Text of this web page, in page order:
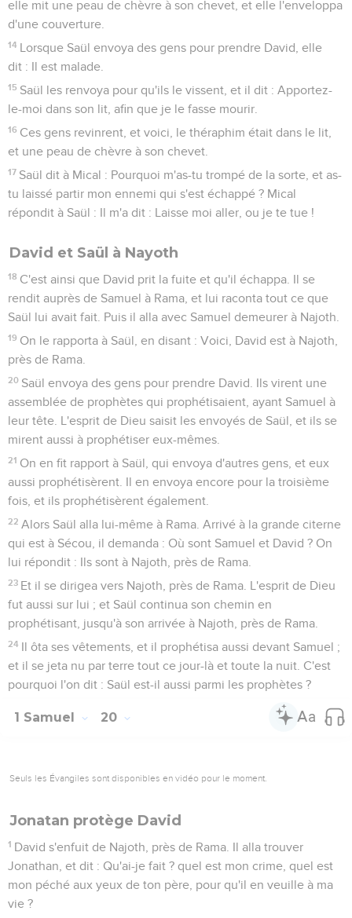
elle mit une peau de chèvre à son chevet, et elle l'enveloppa
d'une couverture.
14 Lorsque Saül envoya des gens pour prendre David, elle
dit : Il est malade.
15 Saül les renvoya pour qu'ils le vissent, et il dit : Apportez-
le-moi dans son lit, afin que je le fasse mourir.
16 Ces gens revinrent, et voici, le théraphim était dans le lit,
et une peau de chèvre à son chevet.
17 Saül dit à Mical : Pourquoi m'as-tu trompé de la sorte, et as-
tu laissé partir mon ennemi qui s'est échappé ? Mical
répondit à Saül : Il m'a dit : Laisse moi aller, ou je te tue !
David et Saül à Nayoth
18 C'est ainsi que David prit la fuite et qu'il échappa. Il se
rendit auprès de Samuel à Rama, et lui raconta tout ce que
Saül lui avait fait. Puis il alla avec Samuel demeurer à Najoth.
19 On le rapporta à Saül, en disant : Voici, David est à Najoth,
près de Rama.
20 Saül envoya des gens pour prendre David. Ils virent une
assemblée de prophètes qui prophétisaient, ayant Samuel à
leur tête. L'esprit de Dieu saisit les envoyés de Saül, et ils se
mirent aussi à prophétiser eux-mêmes.
21 On en fit rapport à Saül, qui envoya d'autres gens, et eux
aussi prophétisèrent. Il en envoya encore pour la troisième
fois, et ils prophétisèrent également.
22 Alors Saül alla lui-même à Rama. Arrivé à la grande citerne
qui est à Sécou, il demanda : Où sont Samuel et David ? On
lui répondit : Ils sont à Najoth, près de Rama.
23 Et il se dirigea vers Najoth, près de Rama. L'esprit de Dieu
fut aussi sur lui ; et Saül continua son chemin en
prophétisant, jusqu'à son arrivée à Najoth, près de Rama.
24 Il ôta ses vêtements, et il prophétisa aussi devant Samuel ;
et il se jeta nu par terre tout ce jour-là et toute la nuit. C'est
pourquoi l'on dit : Saül est-il aussi parmi les prophètes ?
1 Samuel 20
Seuls les Évangiles sont disponibles en vidéo pour le moment.
Jonatan protège David
1 David s'enfuit de Najoth, près de Rama. Il alla trouver
Jonathan, et dit : Qu'ai-je fait ? quel est mon crime, quel est
mon péché aux yeux de ton père, pour qu'il en veuille à ma
vie ?